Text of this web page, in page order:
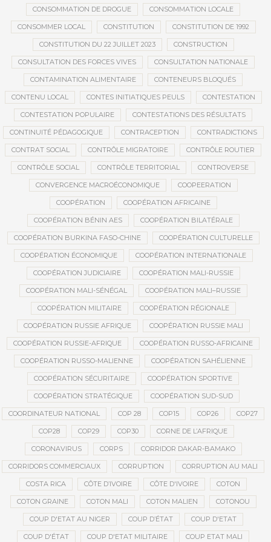
CONSOMMATION DE DROGUE CONSOMMATION LOCALE
CONSOMMER LOCAL CONSTITUTION CONSTITUTION DE 1992
CONSTITUTION DU 22 JUILLET 2023 CONSTRUCTION
CONSULTATION DES FORCES VIVES CONSULTATION NATIONALE
CONTAMINATION ALIMENTAIRE CONTENEURS BLOQUÉS
CONTENU LOCAL CONTES INITIATIQUES PEULS CONTESTATION
CONTESTATION POPULAIRE CONTESTATIONS DES RÉSULTATS
CONTINUITÉ PÉDAGOGIQUE CONTRACEPTION CONTRADICTIONS
CONTRAT SOCIAL CONTRÔLE MIGRATOIRE CONTRÔLE ROUTIER
CONTRÔLE SOCIAL CONTRÔLE TERRITORIAL CONTROVERSE
CONVERGENCE MACROÉCONOMIQUE COOPEERATION
COOPÉRATION COOPÉRATION AFRICAINE
COOPÉRATION BÉNIN AES COOPÉRATION BILATÉRALE
COOPÉRATION BURKINA FASO-CHINE COOPÉRATION CULTURELLE
COOPÉRATION ÉCONOMIQUE COOPÉRATION INTERNATIONALE
COOPÉRATION JUDICIAIRE COOPÉRATION MALI-RUSSIE
COOPÉRATION MALI-SÉNÉGAL COOPÉRATION MALI–RUSSIE
COOPÉRATION MILITAIRE COOPÉRATION RÉGIONALE
COOPÉRATION RUSSIE AFRIQUE COOPÉRATION RUSSIE MALI
COOPÉRATION RUSSIE-AFRIQUE COOPÉRATION RUSSO-AFRICAINE
COOPÉRATION RUSSO-MALIENNE COOPÉRATION SAHÉLIENNE
COOPÉRATION SÉCURITAIRE COOPÉRATION SPORTIVE
COOPÉRATION STRATÉGIQUE COOPÉRATION SUD-SUD
COORDINATEUR NATIONAL COP 28 COP15 COP26 COP27
COP28 COP29 COP30 CORNE DE L’AFRIQUE
CORONAVIRUS CORPS CORRIDOR DAKAR-BAMAKO
CORRIDORS COMMERCIAUX CORRUPTION CORRUPTION AU MALI
COSTA RICA CÔTE D’IVOIRE CÔTE D'IVOIRE COTON
COTON GRAINE COTON MALI COTON MALIEN COTONOU
COUP D'ETAT AU NIGER COUP D’ÉTAT COUP D'ETAT
COUP D'ÉTAT COUP D'ETAT MILITAIRE COUP ETAT MALI